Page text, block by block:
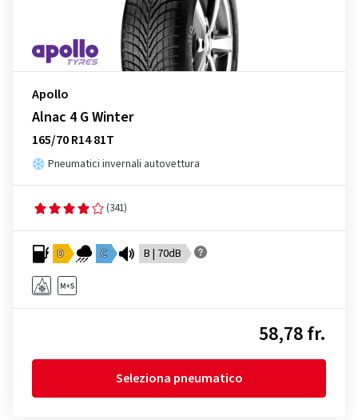
Apollo
Alnac 4 G Winter
165/70 R14 81T
Pneumatici invernali autovettura
(341)
D C B | 70dB
58,78 fr.
Seleziona pneumatico